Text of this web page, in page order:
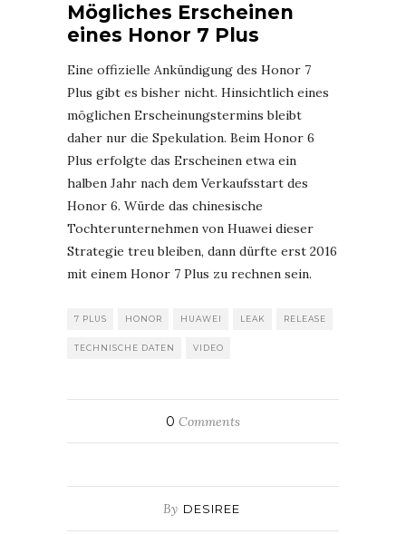
Mögliches Erscheinen
eines Honor 7 Plus
Eine offizielle Ankündigung des Honor 7
Plus gibt es bisher nicht. Hinsichtlich eines
möglichen Erscheinungstermins bleibt
daher nur die Spekulation. Beim Honor 6
Plus erfolgte das Erscheinen etwa ein
halben Jahr nach dem Verkaufsstart des
Honor 6. Würde das chinesische
Tochterunternehmen von Huawei dieser
Strategie treu bleiben, dann dürfte erst 2016
mit einem Honor 7 Plus zu rechnen sein.
7 PLUS HONOR HUAWEI LEAK RELEASE
TECHNISCHE DATEN VIDEO
0 Comments
By DESIREE